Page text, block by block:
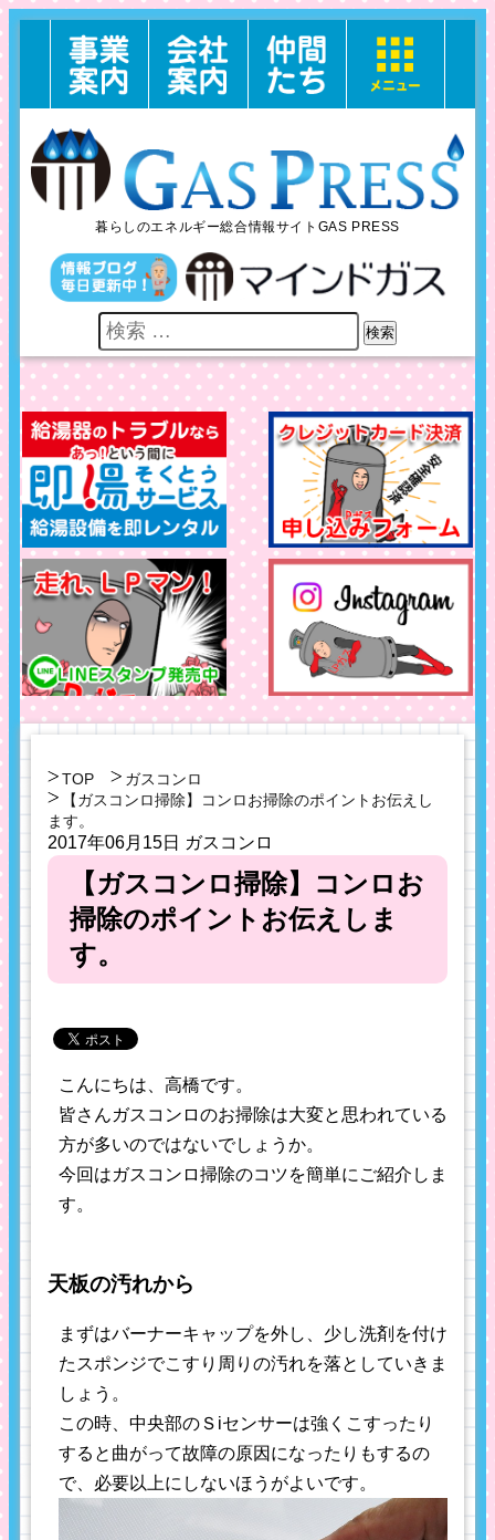
暮らしのエネルギー総合情報サイトGAS PRESS
検索
TOP
ガスコンロ
【ガスコンロ掃除】コンロお掃除のポイントお伝えし
ます。
2017年06月15日 ガスコンロ
【ガスコンロ掃除】コンロお
掃除のポイントお伝えしま
す。
こんにちは、高橋です。
皆さんガスコンロのお掃除は大変と思われている
方が多いのではないでしょうか。
今回はガスコンロ掃除のコツを簡単にご紹介しま
す。
天板の汚れから
まずはバーナーキャップを外し、少し洗剤を付け
たスポンジでこすり周りの汚れを落としていきま
しょう。
この時、中央部のＳiセンサーは強くこすったり
すると曲がって故障の原因になったりもするの
で、必要以上にしないほうがよいです。